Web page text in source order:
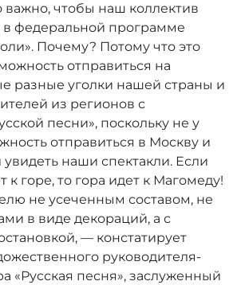
чтобы наш коллектив
в федеральной программе
Почему? Потому что это
отправиться на
разные уголки нашей страны и
из регионов с
песни», поскольку не у
отправиться в Москву и
наши спектакли. Если
к горе, то гора идет к Магомеду!
не усеченным составом, не
в виде декораций, а с
— констатирует
руководителя-
«Русская песня», заслуженный